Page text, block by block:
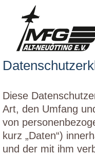
Diese
Art, den Umfang
von
kurz „Daten“)
und der mit ihm